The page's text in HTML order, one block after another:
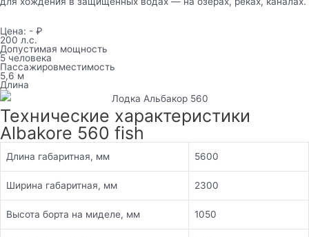
Цена: - ₽
200 л.с.
Допустимая мощность
5 человека
Пассажировместимость
5,6 м
Длина
Технические характеристики
Albakore 560 fish
Длина габаритная, мм 5600
Ширина габаритная, мм 2300
Высота борта на миделе, мм 1050